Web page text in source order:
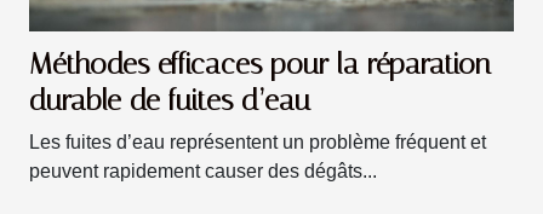
Méthodes efficaces pour la réparation
durable de fuites d’eau
Les fuites d’eau représentent un problème fréquent et
peuvent rapidement causer des dégâts...